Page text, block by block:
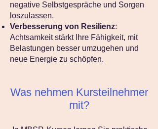
negative Selbstgespräche und Sorgen
loszulassen.
Verbesserung von Resilienz:
Achtsamkeit stärkt Ihre Fähigkeit, mit
Belastungen besser umzugehen und
neue Energie zu schöpfen.
Was nehmen Kursteilnehmer
mit?